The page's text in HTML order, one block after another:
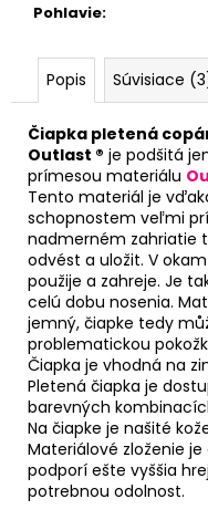
Pohlavie:
Popis Súvisiace
Čiapka pletená
Outlast ® je podšitá
prímesou materiálu
Tento materiál je
schopnostem veľmi
nadmerném zahriatie
odvést a uložit. V
použije a zahreje. Je
celú dobu nosenia.
jemný, čiapke tedy
problematickou
Čiapka je vhodná na
Pletená čiapka je
barevných
Na čiapke je našité
Materiálové zloženie
podporí ešte vyššia
potrebnou odolnost.